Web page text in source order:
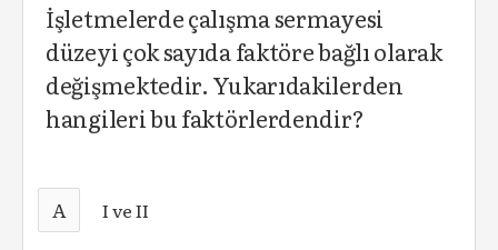
İşletmelerde çalışma sermayesi
düzeyi çok sayıda faktöre bağlı olarak
değişmektedir. Yukarıdakilerden
hangileri bu faktörlerdendir?
A I ve II